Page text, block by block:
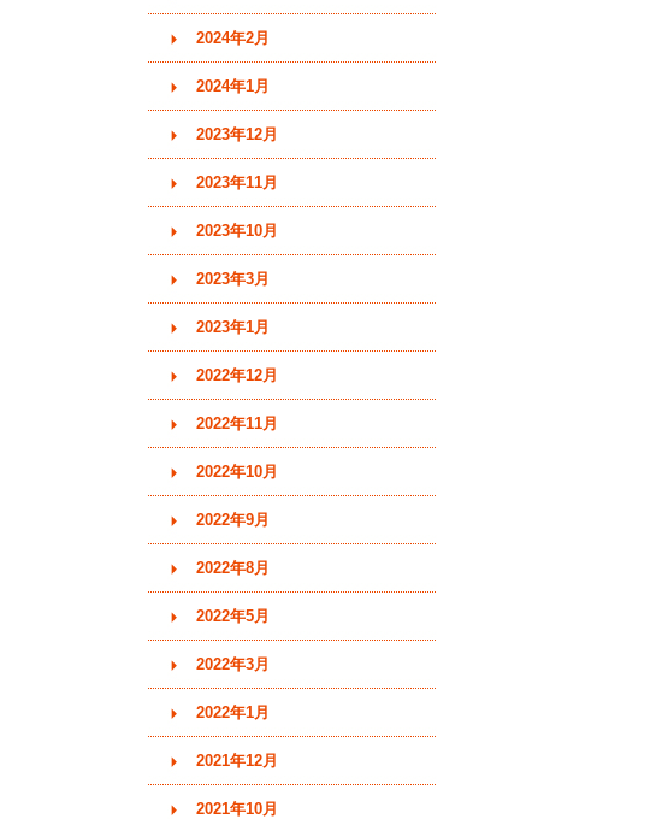
2024年2月
2024年1月
2023年12月
2023年11月
2023年10月
2023年3月
2023年1月
2022年12月
2022年11月
2022年10月
2022年9月
2022年8月
2022年5月
2022年3月
2022年1月
2021年12月
2021年10月